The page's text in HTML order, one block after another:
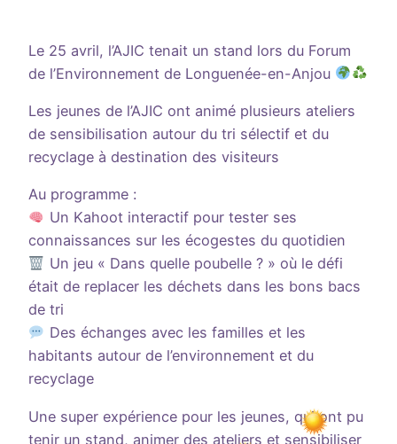
Le 25 avril, l’AJIC tenait un stand lors du Forum
de l’Environnement de Longuenée-en-Anjou
Les jeunes de l’AJIC ont animé plusieurs ateliers
de sensibilisation autour du tri sélectif et du
recyclage à destination des visiteurs
Au programme :
Un Kahoot interactif pour tester ses
connaissances sur les écogestes du quotidien
Un jeu « Dans quelle poubelle ? » où le défi
était de replacer les déchets dans les bons bacs
de tri
Des échanges avec les familles et les
habitants autour de l’environnement et du
recyclage
Une super expérience pour les jeunes, qui ont pu
tenir un stand, animer des ateliers et sensibiliser